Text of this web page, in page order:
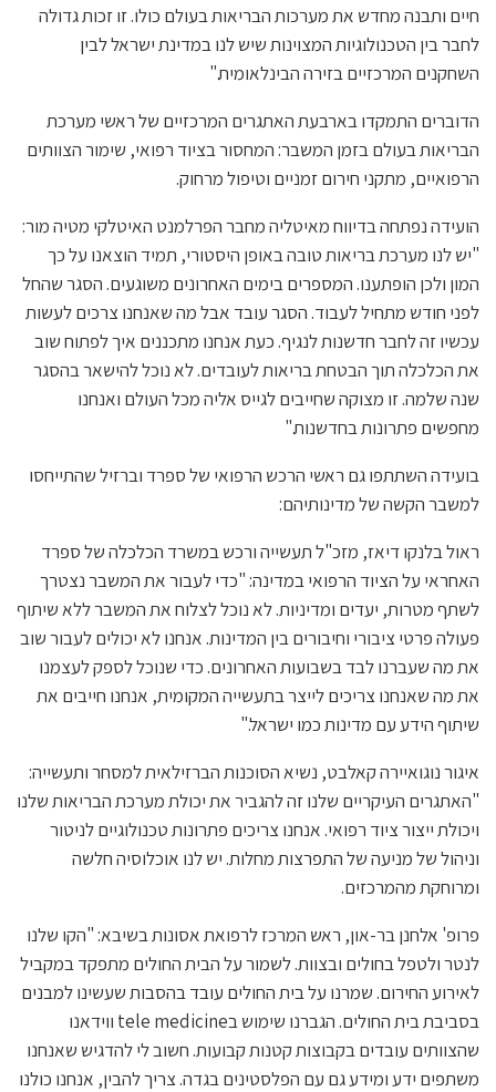
חיים ותבנה מחדש את מערכות הבריאות בעולם כולו. זו זכות גדולה
לחבר בין הטכנולוגיות המצוינות שיש לנו במדינת ישראל לבין
השחקנים המרכזיים בזירה הבינלאומית."
הדוברים התמקדו בארבעת האתגרים המרכזיים של ראשי מערכת
הבריאות בעולם בזמן המשבר: המחסור בציוד רפואי, שימור הצוותים
הרפואיים, מתקני חירום זמניים וטיפול מרחוק.
הועידה נפתחה בדיווח מאיטליה מחבר הפרלמנט האיטלקי מטיה מור:
"יש לנו מערכת בריאות טובה באופן היסטורי, תמיד הוצאנו על כך
המון ולכן הופתענו. המספרים בימים האחרונים משוגעים. הסגר שהחל
לפני חודש מתחיל לעבוד. הסגר עובד אבל מה שאנחנו צרכים לעשות
עכשיו זה לחבר חדשנות לנגיף. כעת אנחנו מתכננים איך לפתוח שוב
את הכלכלה תוך הבטחת בריאות לעובדים. לא נוכל להישאר בהסגר
שנה שלמה. זו מצוקה שחייבים לגייס אליה מכל העולם ואנחנו
מחפשים פתרונות בחדשנות."
בועידה השתתפו גם ראשי הרכש הרפואי של ספרד וברזיל שהתייחסו
למשבר הקשה של מדינותיהם:
ראול בלנקו דיאז, מזכ"ל תעשייה ורכש במשרד הכלכלה של ספרד
האחראי על הציוד הרפואי במדינה: "כדי לעבור את המשבר נצטרך
לשתף מטרות, יעדים ומדיניות. לא נוכל לצלוח את המשבר ללא שיתוף
פעולה פרטי ציבורי וחיבורים בין המדינות. אנחנו לא יכולים לעבור שוב
את מה שעברנו לבד בשבועות האחרונים. כדי שנוכל לספק לעצמנו
את מה שאנחנו צריכים לייצר בתעשייה המקומית, אנחנו חייבים את
שיתוף הידע עם מדינות כמו ישראל."
איגור נוגואיירה קאלבט, נשיא הסוכנות הברזילאית למסחר ותעשייה:
"האתגרים העיקריים שלנו זה להגביר את יכולת מערכת הבריאות שלנו
ויכולת ייצור ציוד רפואי. אנחנו צריכים פתרונות טכנולוגיים לניטור
וניהול של מניעה של התפרצות מחלות. יש לנו אוכלוסיה חלשה
ומרוחקת מהמרכזים.
פרופ' אלחנן בר-און, ראש המרכז לרפואת אסונות בשיבא: "הקו שלנו
לנטר ולטפל בחולים ובצוות. לשמור על הבית החולים מתפקד במקביל
לאירוע החירום. שמרנו על בית החולים עובד בהסבות שעשינו למבנים
בסביבת בית החולים. הגברנו שימוש בtele medicine ווידאנו
שהצוותים עובדים בקבוצות קטנות קבועות. חשוב לי להדגיש שאנחנו
משתפים ידע ומידע גם עם הפלסטינים בגדה. צריך להבין, אנחנו כולנו